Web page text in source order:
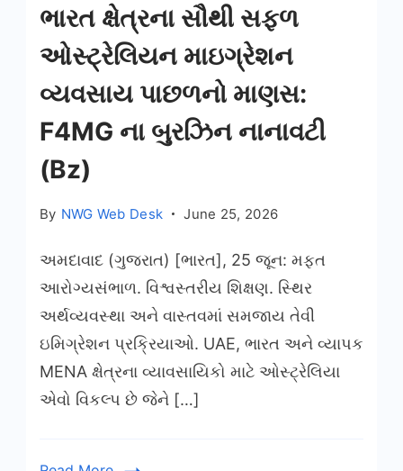
ભારત ક્ષેત્રના સૌથી સફળ
ઓસ્ટ્રેલિયન માઇગ્રેશન
વ્યવસાય પાછળનો માણસ:
F4MG ના બુરઝિન નાનાવટી
(Bz)
By NWG Web Desk June 25, 2026
અમદાવાદ (ગુજરાત) [ભારત], 25 જૂન: મફત
આરોગ્યસંભાળ. વિશ્વસ્તરીય શિક્ષણ. સ્થિર
અર્થવ્યવસ્થા અને વાસ્તવમાં સમજાય તેવી
ઇમિગ્રેશન પ્રક્રિયાઓ. UAE, ભારત અને વ્યાપક
MENA ક્ષેત્રના વ્યાવસાયિકો માટે ઓસ્ટ્રેલિયા
એવો વિકલ્પ છે જેને […]